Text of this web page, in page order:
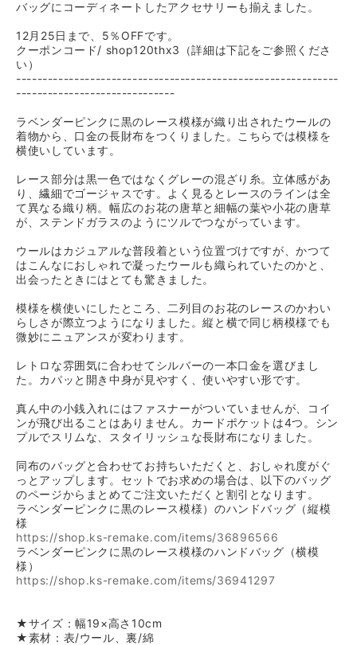
バッグにコーディネートしたアクセサリーも揃えました。
12月25日まで、5％OFFです。
クーポンコード/ shop120thx3（詳細は下記をご参照くださ
い）
-------------------------------------------------------------
------------------------------
ラベンダーピンクに黒のレース模様が織り出されたウールの
着物から、口金の長財布をつくりました。こちらでは模様を
横使いしています。
レース部分は黒一色ではなくグレーの混ざり糸。立体感があ
り、繊細でゴージャスです。よく見るとレースのラインは全
て異なる織り柄。幅広のお花の唐草と細幅の葉や小花の唐草
が、ステンドガラスのようにツルでつながっています。
ウールはカジュアルな普段着という位置づけですが、かつて
はこんなにおしゃれで凝ったウールも織られていたのかと、
出会ったときにはとても驚きました。
模様を横使いにしたところ、二列目のお花のレースのかわい
らしさが際立つようになりました。縦と横で同じ柄模様でも
微妙にニュアンスが変わります。
レトロな雰囲気に合わせてシルバーの一本口金を選びまし
た。カパッと開き中身が見やすく、使いやすい形です。
真ん中の小銭入れにはファスナーがついていませんが、コイ
ンが飛び出ることはありません。カードポケットは4つ。シン
プルでスリムな、スタイリッシュな長財布になりました。
同布のバッグと合わせてお持ちいただくと、おしゃれ度がぐ
っとアップします。セットでお求めの場合は、以下のバッグ
のページからまとめてご注文いただくと割引となります。
ラベンダーピンクに黒のレース模様）のハンドバッグ（縦模
様
https://shop.ks-remake.com/items/36896566
ラベンダーピンクに黒のレース模様のハンドバッグ（横模
様）
https://shop.ks-remake.com/items/36941297
★サイズ：幅19×高さ10cm
★素材：表/ウール、裏/綿